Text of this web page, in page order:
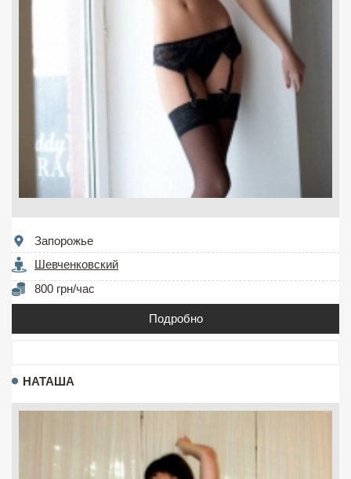
Запорожье
Шевченковский
800 грн/час
Подробно
НАТАША